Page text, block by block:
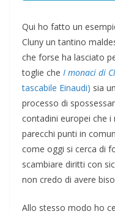
Qui ho fatto un
Cluny un tantino
che forse ha lasciato
toglie che I monaci di
tascabile Einaudi) sia
processo di
contadini europei che
parecchi punti in
come oggi si cerca di
scambiare diritti con
non credo di avere
Allo stesso modo ho